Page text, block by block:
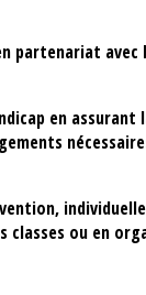
partenariat
en assurant
ou en